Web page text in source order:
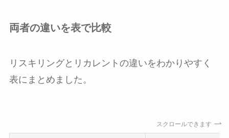
両者の違いを表で比較
リスキリングとリカレントの違いをわかりやすく
表にまとめました。
スクロールできます